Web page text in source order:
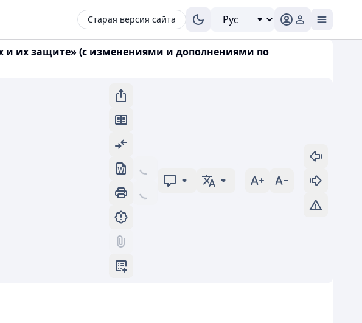
Старая версия сайта
и их защите» (с изменениями и дополнениями по